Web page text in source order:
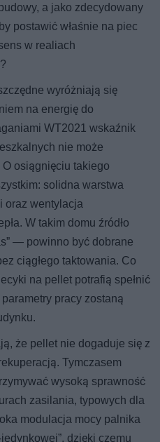
a jako zdecydowany
postawić właśnie na piec
w realiach
wyróżniają się
na energię do
WT2021 wskaźnik
nie może
O osiągnięciu takiego
solidna warstwa
oraz wentylacja
W takim domu źródło
— powinno być dobrane
ciągłego taktowania. Co
na pellet potrafią spełnić
pracy zostaną
że pellet nie dogaduje się z
Tymczasem
wysoką sprawność
zasilania, typowych dla
modulacja mocy palnika
dzięki czemu